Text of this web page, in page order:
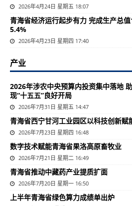
2026年4月24日 星期五 18:07
青海省经济运行起步有力 完成生产总
5.4%
2026年4月23日 星期四 17:40
产业
2026年涉农中央预算内投资集中落地
现“十五五”良好开局
2026年7月31日 星期五 14:47
青海省西宁甘河工业园区以科技创新赋
2026年7月23日 星期四 16:48
数字技术赋能青海省果洛高原畜牧业
2026年7月21日 星期二 16:49
青海省推动中藏药产业提质扩面
2026年7月20日 星期一 16:50
上半年青海省绿色算力成绩单出炉